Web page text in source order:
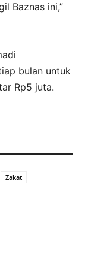
Baznas ini,”
bulan untuk
Rp5 juta.
Zakat